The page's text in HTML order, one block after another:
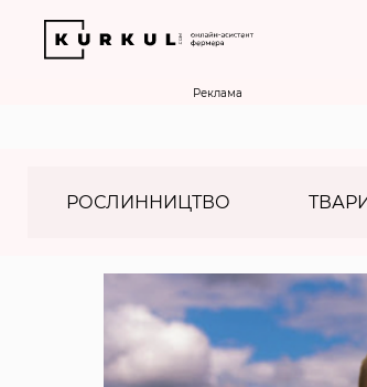
Реклама
РОСЛИННИЦТВО